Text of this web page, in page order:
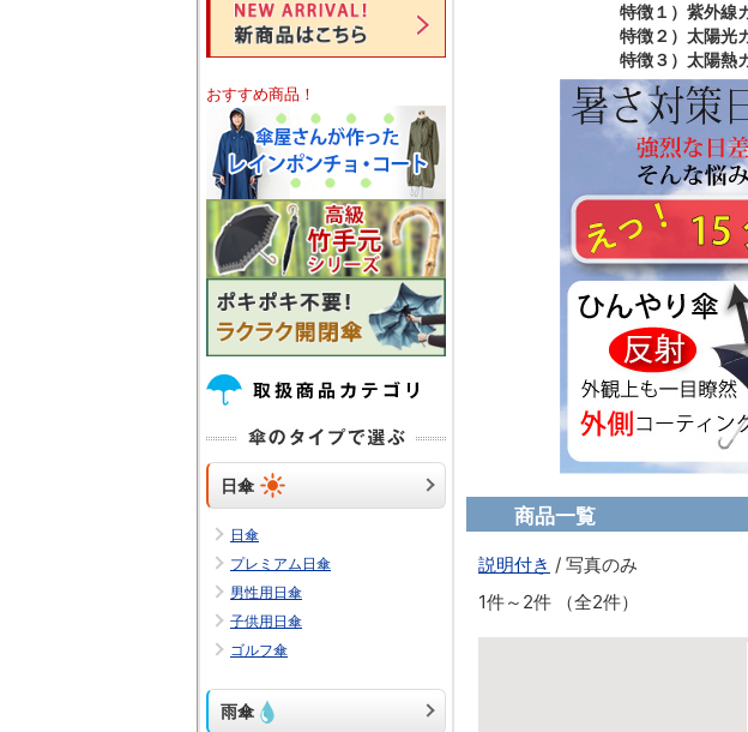
おすすめ商品！
日傘
日傘
プレミアム日傘
男性用日傘
子供用日傘
ゴルフ傘
雨傘
特徴１）紫外線
特徴２）太陽光
特徴３）太陽熱
商品一覧
説明付き / 写真のみ
1件～2件 （全2件）